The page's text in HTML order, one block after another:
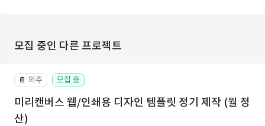
모집 중인 다른 프로젝트
📔 외주 모집 중
미리캔버스 웹/인쇄용 디자인 템플릿 정기 제작 (월 정
산)